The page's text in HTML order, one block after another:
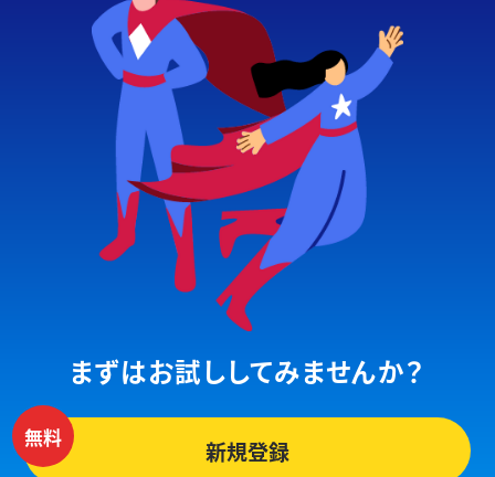
まずはお試ししてみませんか？
新規登録